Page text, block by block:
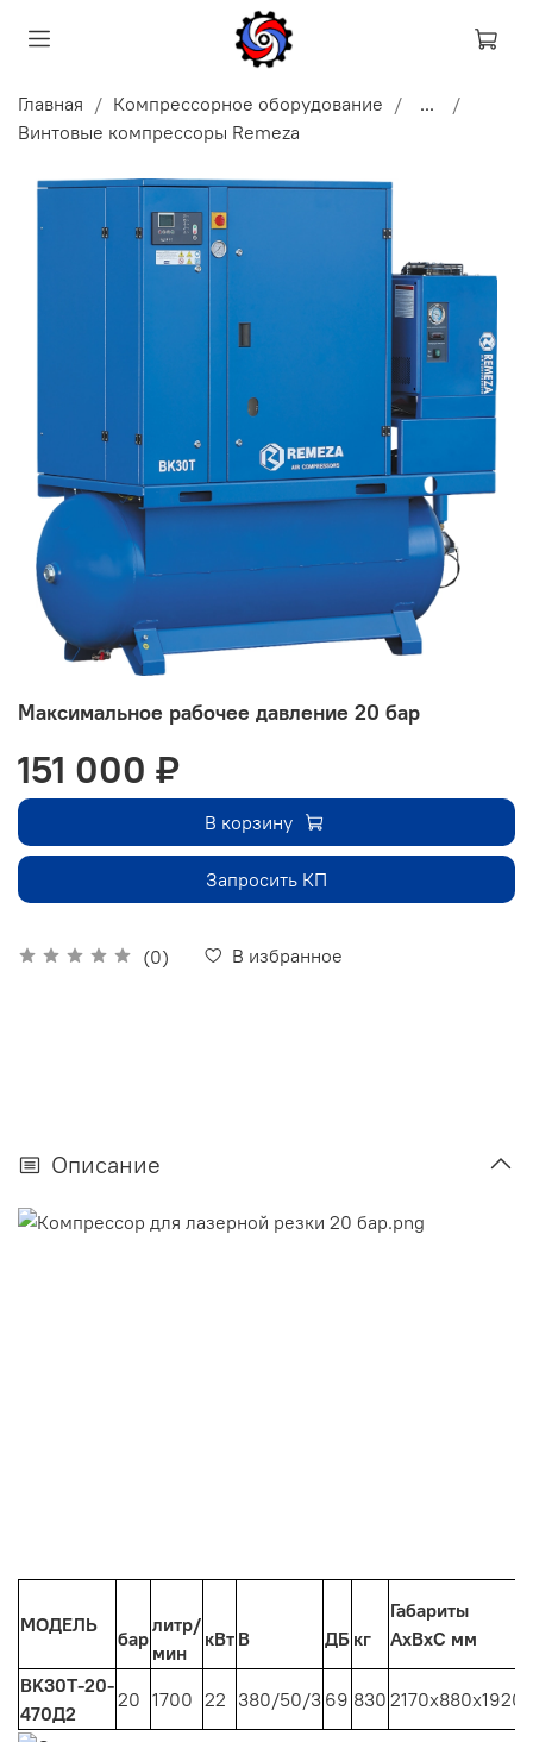
Главная Компрессорное оборудование
...
Винтовые компрессоры Remeza
Максимальное рабочее давление 20 бар
(0) В избранное
151 000 ₽
В корзину
Запросить КП
Описание
МОДЕЛЬ
бар
литр/
мин
кВт В ДБ кг
Габариты
АхВхС мм
BK30Т-20-
470Д2
20 1700 22 380/50/3 69 830 2170x880x1920